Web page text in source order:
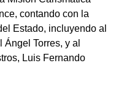
«virus
contando con la
Estado, incluyendo al
Torres, y al
Luis Fernando